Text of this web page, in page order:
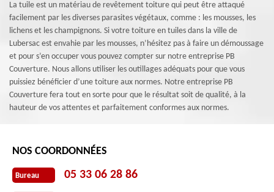
La tuile est un matériau de revêtement toiture qui peut être attaqué
facilement par les diverses parasites végétaux, comme : les mousses, les
lichens et les champignons. Si votre toiture en tuiles dans la ville de
Lubersac est envahie par les mousses, n’hésitez pas à faire un démoussage
et pour s’en occuper vous pouvez compter sur notre entreprise PB
Couverture. Nous allons utiliser les outillages adéquats pour que vous
puissiez bénéficier d’une toiture aux normes. Notre entreprise PB
Couverture fera tout en sorte pour que le résultat soit de qualité, à la
hauteur de vos attentes et parfaitement conformes aux normes.
NOS COORDONNÉES
Bureau 05 33 06 28 86